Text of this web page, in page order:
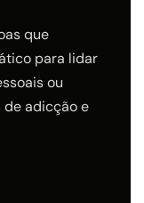
que
para lidar
ou
de adicção e